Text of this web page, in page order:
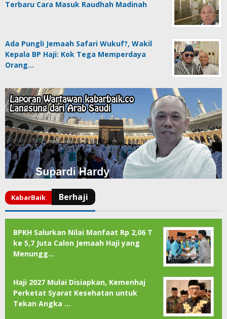
Terbaru Cara Masuk Raudhah Madinah
Ada Pungli Jemaah Safari Wukuf?, Wakil
Kepala BP Haji: Kok Tega Memperdaya
Orang…
BPKH Salurkan Nilai Manfaat Rp 2,06 T
ke 5,7 Juta Calon Jemaah Haji yang
Menungg…
Haji 2027 Mulai Disiapkan, Kemenhaj
Perketat Syarat Kesehatan untuk
Tekan Angka …